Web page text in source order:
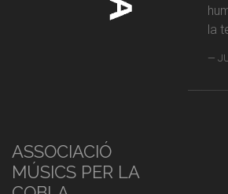
la
ASSOCIACIÓ
MÚSICS PER LA